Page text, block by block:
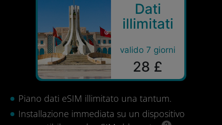
Dati
illimitati
valido 7 giorni
28 £
Piano dati eSIM illimitato una tantum.
Installazione immediata su un dispositivo